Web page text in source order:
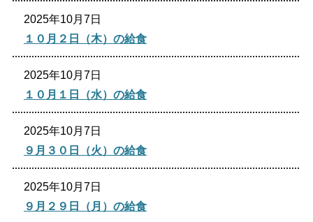
2025年10月7日
１０月２日（木）の給食
2025年10月7日
１０月１日（水）の給食
2025年10月7日
９月３０日（火）の給食
2025年10月7日
９月２９日（月）の給食